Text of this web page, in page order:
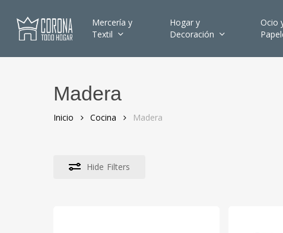
Mercería y
Textil
Hogar y
Decoración
Ocio
Madera
Inicio Cocina Madera
Hide Filters